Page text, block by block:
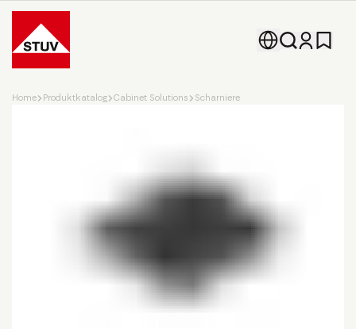
Go To the Homepage
Home Produktkatalog Cabinet Solutions Scharniere